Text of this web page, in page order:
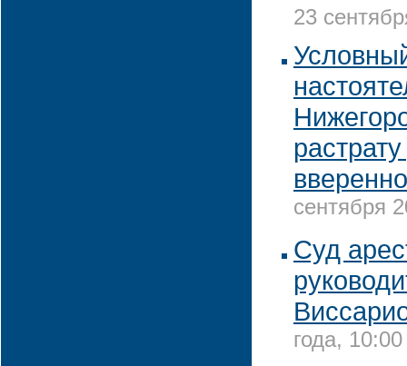
23
сентября
Суд
года, 10:00